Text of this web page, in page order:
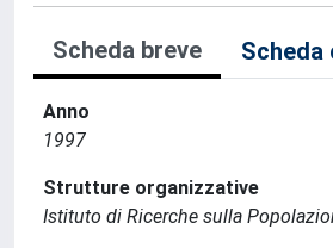
Scheda breve Scheda
Anno
1997
Strutture organizzative
Istituto di Ricerche sulla